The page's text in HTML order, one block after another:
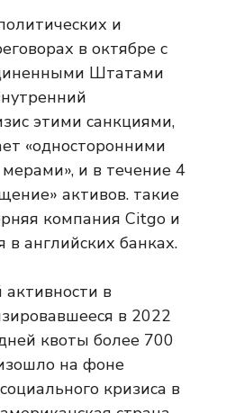
и
в октябре с
Штатами
этими санкциями,
«односторонними
и в течение 4
активов. такие
компания Citgo и
в английских банках.
в
в 2022
квоты более 700
на фоне
кризиса в